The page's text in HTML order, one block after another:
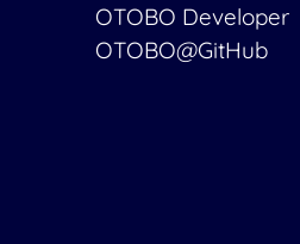
OTOBO Developer
OTOBO@GitHub